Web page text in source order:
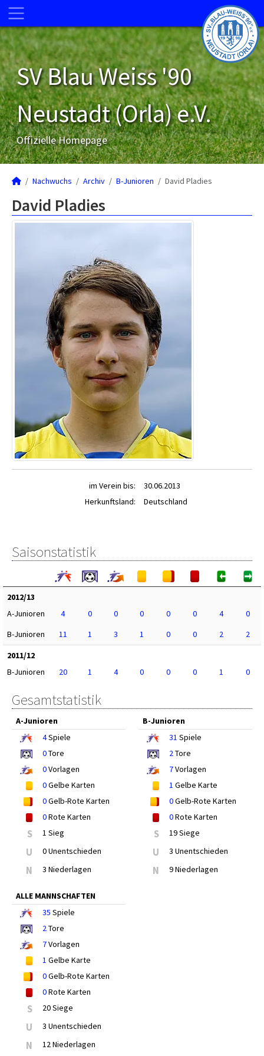
SV Blau Weiss '90
Neustadt (Orla) e.V.
Offizielle Homepage
Nachwuchs Archiv B-Junioren David Pladies
David Pladies
im Verein bis:
30.06.2013
Herkunftsland:
Deutschland
Saisonstatistik
2012/13
A-Junioren
4 0 0 0 0 0 4
0
B-Junioren
11 1 3 1 0 0 2
2
2011/12
B-Junioren
20 1 4 0 0 0 1 0
Gesamtstatistik
A-Junioren
4Spiele
0Tore
0Vorlagen
0Gelbe Karten
0Gelb-Rote Karten
0Rote Karten
S 1 Sieg
U 0 Unentschieden
N 3 Niederlagen
B-Junioren
31 Spiele
2Tore
7Vorlagen
1 Gelbe Karte
0Gelb-Rote Karten
0Rote Karten
S 19 Siege
U 3 Unentschieden
N 9 Niederlagen
ALLE MANNSCHAFTEN
35 Spiele
2Tore
7Vorlagen
1 Gelbe Karte
0Gelb-Rote Karten
0Rote Karten
S 20 Siege
U 3 Unentschieden
N 12 Niederlagen